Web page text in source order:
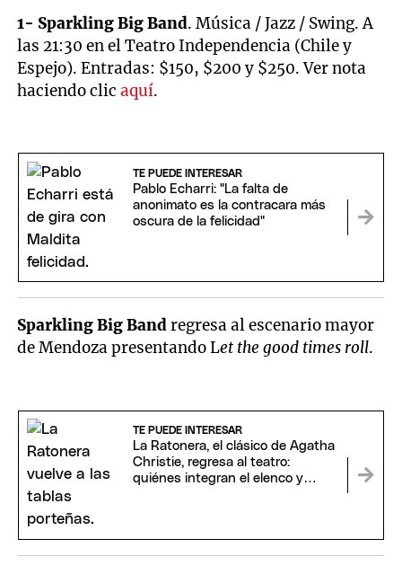
1- Sparkling Big Band. Música / Jazz / Swing. A
las 21:30 en el Teatro Independencia (Chile y
Espejo). Entradas: $150, $200 y $250. Ver nota
haciendo clicaquí.
TE PUEDE INTERESAR
Pablo Echarri: "La falta de
anonimato es la contracara más
oscura de la felicidad"
Sparkling Big Bandregresa al escenario mayor
de Mendoza presentando Let the good times roll.
TE PUEDE INTERESAR
La Ratonera, el clásico de Agatha
Christie, regresa al teatro:
quiénes integran el elenco y